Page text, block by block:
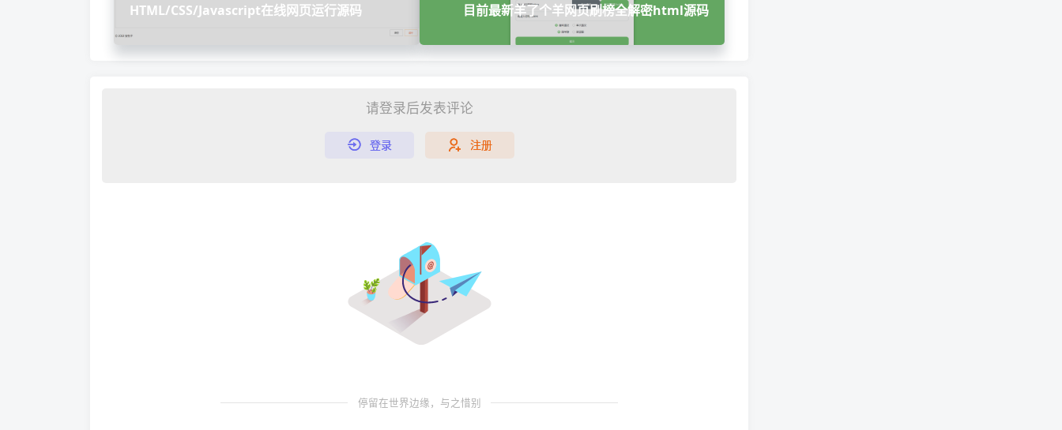
HTML/CSS/Javascript在线网页运行源码 目前最新羊了个羊网页刷榜全解密html源码
请登录后发表评论
登录 注册
停留在世界边缘，与之惜别